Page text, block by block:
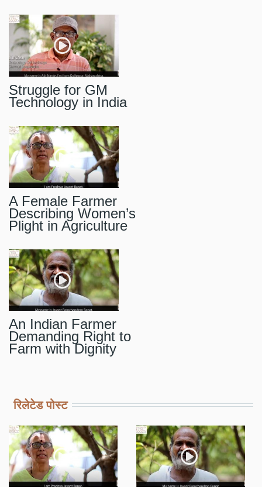
Struggle for GM
Technology in India
A Female Farmer
Describing Women’s
Plight in Agriculture
An Indian Farmer
Demanding Right to
Farm with Dignity
रिलेटेड पोस्ट